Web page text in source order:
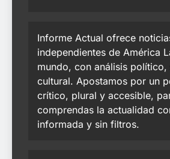
Informe Actual ofrece
independientes de América
mundo, con análisis
cultural. Apostamos por un
crítico, plural y accesible,
comprendas la actualidad
informada y sin filtros.